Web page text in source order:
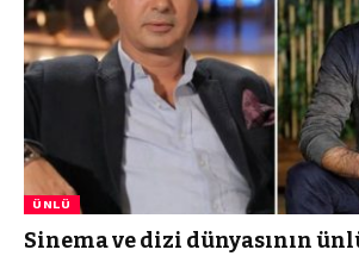
ÜNLÜ
Sinema ve dizi dünyasının